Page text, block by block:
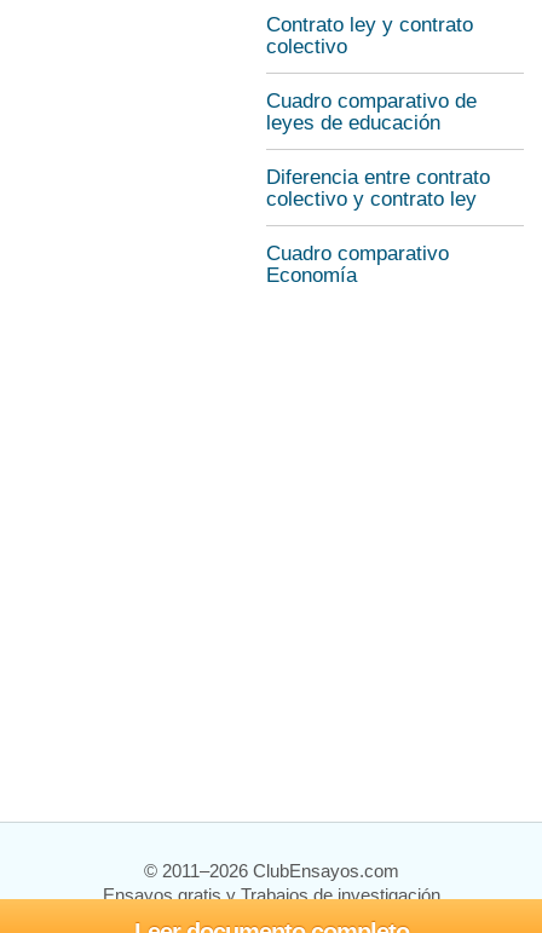
Contrato ley y contrato
colectivo
Cuadro comparativo de
leyes de educación
Diferencia entre contrato
colectivo y contrato ley
Cuadro comparativo
Economía
© 2011–2026 ClubEnsayos.com
Ensayos gratis y Trabajos de investigación